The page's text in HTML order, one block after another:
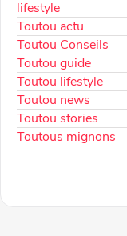
lifestyle
Toutou actu
Toutou Conseils
Toutou guide
Toutou lifestyle
Toutou news
Toutou stories
Toutous mignons